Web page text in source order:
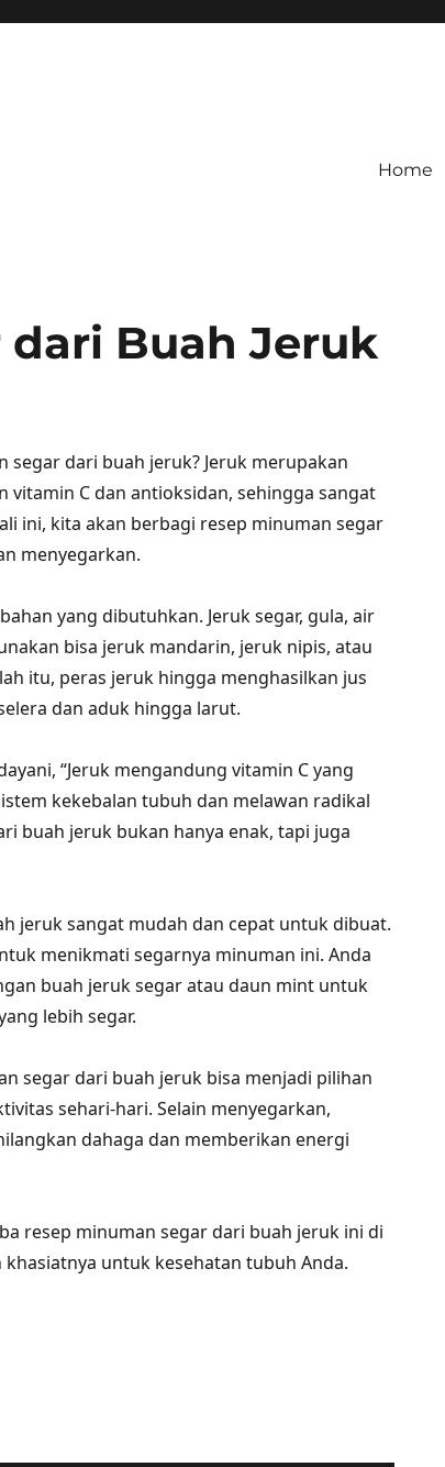
Home
dari Buah Jeruk
segar dari buah jeruk? Jeruk merupakan
vitamin C dan antioksidan, sehingga sangat
ini, kita akan berbagi resep minuman segar
menyegarkan.
yang dibutuhkan. Jeruk segar, gula, air
bisa jeruk mandarin, jeruk nipis, atau
itu, peras jeruk hingga menghasilkan jus
dan aduk hingga larut.
“Jeruk mengandung vitamin C yang
kekebalan tubuh dan melawan radikal
buah jeruk bukan hanya enak, tapi juga
jeruk sangat mudah dan cepat untuk dibuat.
menikmati segarnya minuman ini. Anda
buah jeruk segar atau daun mint untuk
lebih segar.
segar dari buah jeruk bisa menjadi pilihan
sehari-hari. Selain menyegarkan,
dahaga dan memberikan energi
resep minuman segar dari buah jeruk ini di
untuk kesehatan tubuh Anda.